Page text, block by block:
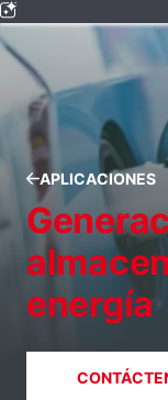
APLICACIONES
energía